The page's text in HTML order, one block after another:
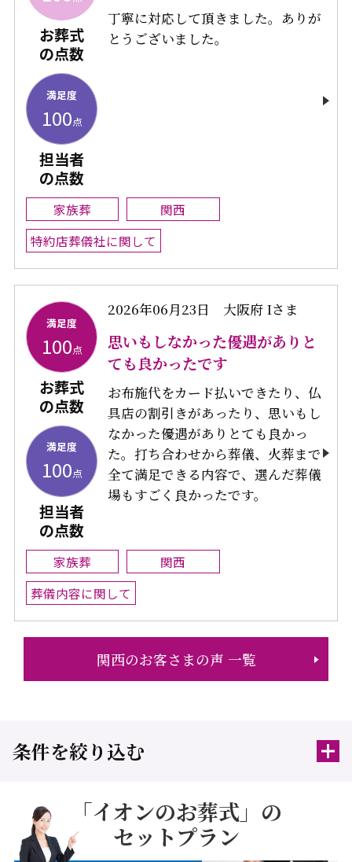
お葬式
の点数
満足度
100点
担当者
の点数
丁寧に対応して頂きました。ありが
とうございました。
家族葬
関西
特約店葬儀社に関して
満足度
100点
お葬式
の点数
満足度
100点
担当者
の点数
2026年06月23日 大阪府 Iさま
思いもしなかった優遇がありと
ても良かったです
お布施代をカード払いできたり、仏
具店の割引きがあったり、思いもし
なかった優遇がありとても良かっ
た。打ち合わせから葬儀、火葬まで
全て満足できる内容で、選んだ葬儀
場もすごく良かったです。
家族葬
関西
葬儀内容に関して
関西のお客さまの声 一覧
条件を絞り込む
「イオンのお葬式」の
セットプラン